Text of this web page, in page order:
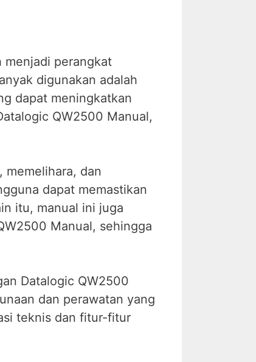
menjadi perangkat
digunakan adalah
dapat meningkatkan
QW2500 Manual,
dan
dapat memastikan
itu, manual ini juga
Manual, sehingga
Datalogic QW2500
dan perawatan yang
teknis dan fitur-fitur